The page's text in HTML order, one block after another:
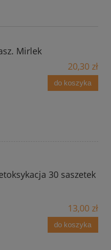
Mirlek
20,30 zł
do koszyka
30 saszetek
13,00 zł
do koszyka